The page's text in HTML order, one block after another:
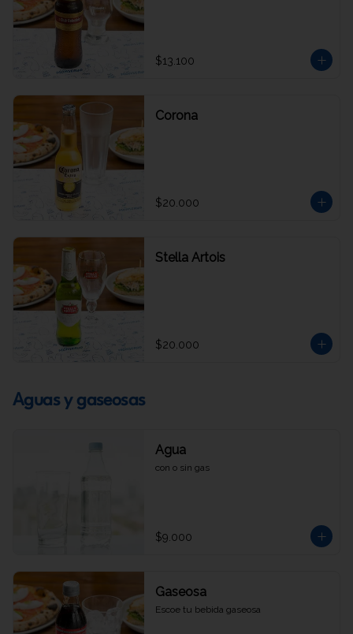
$13.100
Corona
$20.000
Stella Artois
$20.000
Aguas y gaseosas
Agua
con o sin gas
$9.000
Gaseosa
Escoe tu bebida gaseosa